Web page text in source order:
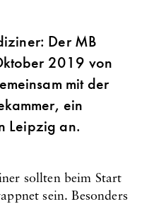
Der MB
2019 von
mit der
ein
Leipzig an.
sollten beim Start
sein. Besonders